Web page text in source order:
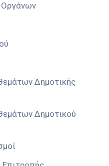
Δημοτικής
Δημοτικού